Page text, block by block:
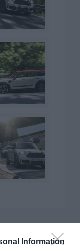
Information